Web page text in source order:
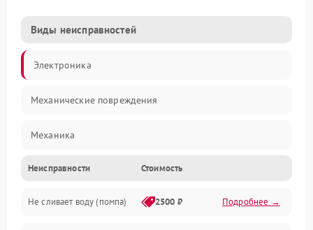
Виды неисправностей
Электроника
Механические повреждения
Механика
Электропитание
Водоснабжение
Неисправности Стоимость
Не сливает воду (помпа) 2500 ₽ Подробнее →